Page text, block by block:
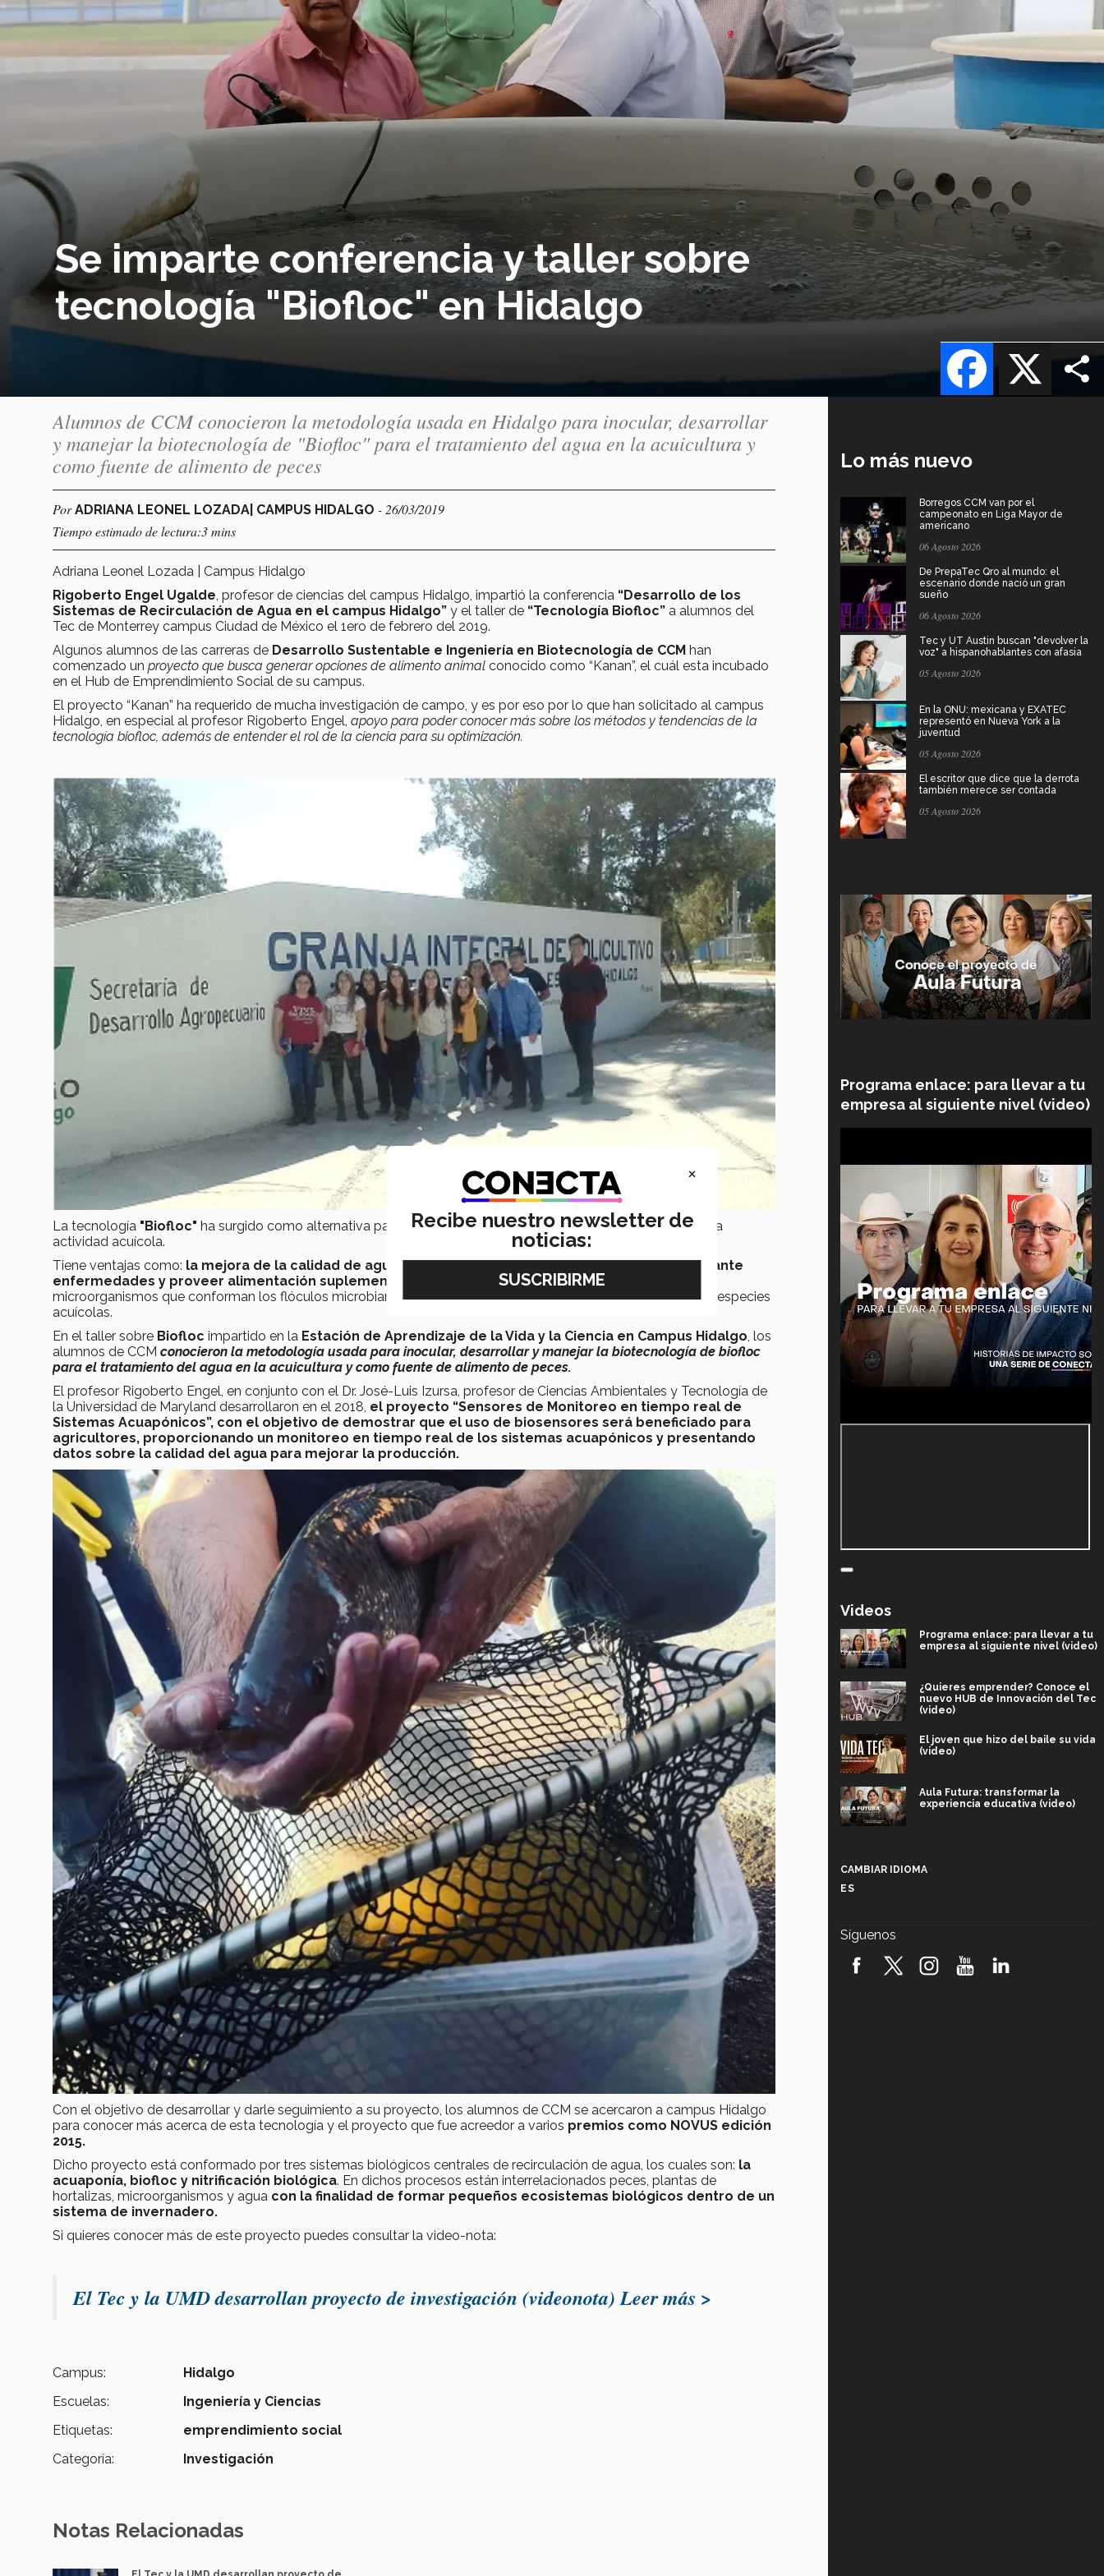
Se imparte conferencia y taller sobre
tecnología "Biofloc" en Hidalgo
X
Facebook
Alumnos de CCM conocieron la metodología usada en Hidalgo para inocular, desarrollar
y manejar la biotecnología de "Biofloc" para el tratamiento del agua en la acuicultura y
como fuente de alimento de peces
PorADRIANA LEONEL LOZADA| CAMPUS HIDALGO - 26/03/2019
Tiempo estimado de lectura:3 mins
Adriana Leonel Lozada | Campus Hidalgo
Rigoberto Engel Ugalde , profesor de ciencias del campus Hidalgo, impartió la conferencia “Desarrollo de los
Sistemas de Recirculación de Agua en el campus Hidalgo” y el taller de “Tecnología Biofloc” a alumnos del
Tec de Monterrey campus Ciudad de México el 1ero de febrero del 2019.
Algunos alumnos de las carreras de Desarrollo Sustentable e Ingeniería en Biotecnología de CCM han
comenzado un proyecto que busca generar opciones de alimento animal conocido como “Kanan”, el cuál esta incubado
en el Hub de Emprendimiento Social de su campus.
El proyecto “Kanan” ha requerido de mucha investigación de campo, y es por eso por lo que han solicitado al campus
Hidalgo, en especial al profesor Rigoberto Engel, apoyo para poder conocer más sobre los métodos y tendencias de la
tecnología biofloc, además de entender el rol de la ciencia para su optimización.
La tecnología "Biofloc" ha surgido como alternativa para reducir los impactos negativos de los efluentes de la
actividad acuícola.
Tiene ventajas como: la mejora de la calidad de agua, reducción del recambio de agua, protección ante
enfermedades y proveer alimentación suplementaria a los organismos en cultivo.
microorganismos que conforman los flóculos microbianos lo vuelven adecuado para suplementar la dieta de especies
acuícolas.
En el taller sobre Biofloc impartido en la Estación de Aprendizaje de la Vida y la Ciencia en Campus Hidalgo, los
alumnos de CCM conocieron la metodología usada para inocular, desarrollar y manejar la biotecnología de biofloc
para el tratamiento del agua en la acuicultura y como fuente de alimento de peces.
El profesor Rigoberto Engel, en conjunto con el Dr. José-Luis Izursa, profesor de Ciencias Ambientales y Tecnología de
la Universidad de Maryland desarrollaron en el 2018, el proyecto “Sensores de Monitoreo en tiempo real de
Sistemas Acuapónicos”, con el objetivo de demostrar que el uso de biosensores será beneficiado para
agricultores, proporcionando un monitoreo en tiempo real de los sistemas acuapónicos y presentando
datos sobre la calidad del agua para mejorar la producción.
Con el objetivo de desarrollar y darle seguimiento a su proyecto, los alumnos de CCM se acercaron a campus Hidalgo
para conocer más acerca de esta tecnología y el proyecto que fue acreedor a varios premios como NOVUS edición
2015.
Dicho proyecto está conformado por tres sistemas biológicos centrales de recirculación de agua, los cuales son: la
acuaponía, biofloc y nitrificación biológica. En dichos procesos están interrelacionados peces, plantas de
hortalizas, microorganismos y agua con la finalidad de formar pequeños ecosistemas biológicos dentro de un
sistema de invernadero.
Si quieres conocer más de este proyecto puedes consultar la video-nota:
El Tec y la UMD desarrollan proyecto de investigación (videonota) Leer más >
Campus:
Hidalgo
Escuelas:
Ingeniería y Ciencias
Etiquetas:
emprendimiento social
Categoría:
Investigación
Notas Relacionadas
Lo más nuevo
Borregos CCM van por el
campeonato en Liga Mayor de
americano
06 Agosto 2026
De PrepaTec Qro al mundo: el
escenario donde nació un gran
sueño
06 Agosto 2026
Tec y UT Austin buscan "devolver la
voz" a hispanohablantes con afasia
05 Agosto 2026
En la ONU: mexicana y EXATEC
representó en Nueva York a la
juventud
05 Agosto 2026
El escritor que dice que la derrota
también merece ser contada
05 Agosto 2026
Programa enlace: para llevar a tu
empresa al siguiente nivel (video)
Videos
Programa enlace: para llevar a tu
empresa al siguiente nivel (video)
¿Quieres emprender? Conoce el
nuevo HUB de Innovación del Tec
(video)
El joven que hizo del baile su vida
(video)
Aula Futura: transformar la
experiencia educativa (video)
robótica FIRST 2026! (video)
CAMBIAR IDIOMA
ES
Síguenos
×
Recibe nuestro newsletter de
noticias: